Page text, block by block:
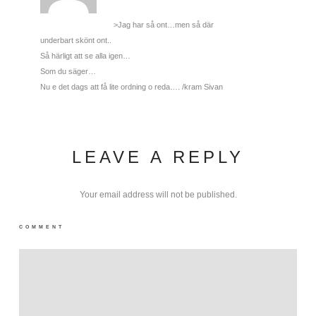
>Jag har så ont…men så där
underbart skönt ont..
Så härligt att se alla igen…
Som du säger…
Nu e det dags att få lite ordning o reda…. /kram Sivan
LEAVE A REPLY
Your email address will not be published.
COMMENT